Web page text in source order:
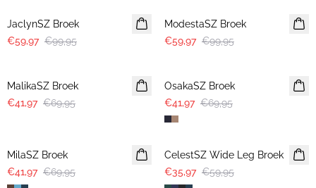
JaclynSZ Broek
€59,97 €99,95
ModestaSZ Broek
€59,97 €99,95
MalikaSZ Broek
€41,97 €69,95
OsakaSZ Broek
€41,97 €69,95
MilaSZ Broek
€41,97 €69,95
-40%
CelestSZ Wide Leg Broek
€35,97 €59,95